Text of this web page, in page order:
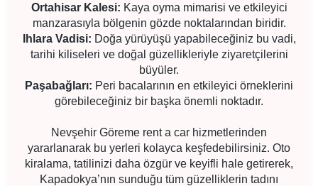
Ortahisar Kalesi: Kaya oyma mimarisi ve etkileyici
manzarasıyla bölgenin gözde noktalarından biridir.
Ihlara Vadisi: Doğa yürüyüşü yapabileceğiniz bu vadi,
tarihi kiliseleri ve doğal güzellikleriyle ziyaretçilerini
büyüler.
Paşabağları: Peri bacalarının en etkileyici örneklerini
görebileceğiniz bir başka önemli noktadır.
Nevşehir Göreme rent a car hizmetlerinden
yararlanarak bu yerleri kolayca keşfedebilirsiniz. Oto
kiralama, tatilinizi daha özgür ve keyifli hale getirerek,
Kapadokya’nın sunduğu tüm güzelliklerin tadını